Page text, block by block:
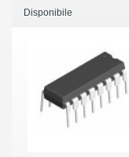
Disponibile